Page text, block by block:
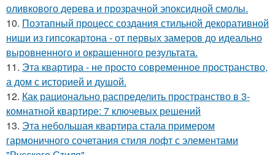
оливкового дерева и прозрачной эпоксидной смолы.
10. Поэтапный процесс создания стильной декоративной
ниши из гипсокартона - от первых замеров до идеально
выровненного и окрашенного результата.
11. Эта квартира - не просто современное пространство,
а дом с историей и душой.
12. Как рационально распределить пространство в 3-
комнатной квартире: 7 ключевых решений
13. Эта небольшая квартира стала примером
гармоничного сочетания стиля лофт с элементами